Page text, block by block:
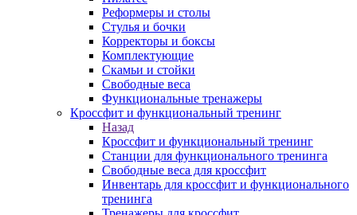
Реформеры и столы
Стулья и бочки
Корректоры и боксы
Комплектующие
Скамьи и стойки
Свободные веса
Функциональные тренажеры
Кроссфит и функциональный тренинг
Назад
Кроссфит и функциональный тренинг
Станции для функционального тренинга
Свободные веса для кроссфит
Инвентарь для кроссфит и функционального
тренинга